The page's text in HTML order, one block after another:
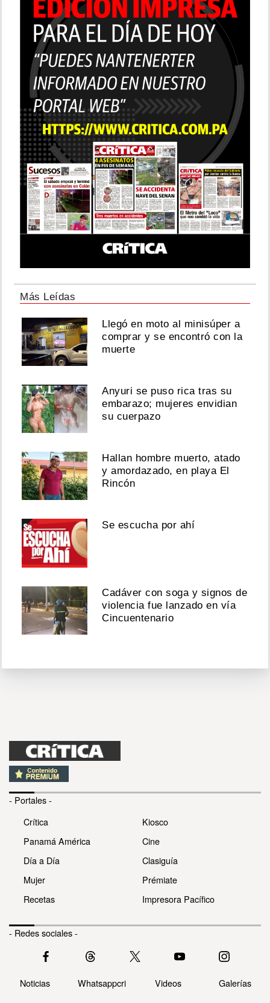
Más Leídas
Llegó en moto al minisúper a
comprar y se encontró con la
muerte
Anyuri se puso rica tras su
embarazo; mujeres envidian
su cuerpazo
Hallan hombre muerto, atado
y amordazado, en playa El
Rincón
Se escucha por ahí
Cadáver con soga y signos de
violencia fue lanzado en vía
Cincuentenario
- Portales -
Crítica
Panamá América
Día a Día
Mujer
Recetas
Kiosco
Cine
Clasiguía
Prémiate
Impresora Pacífico
- Redes sociales -
Noticias Whatsappcri Videos Galerías